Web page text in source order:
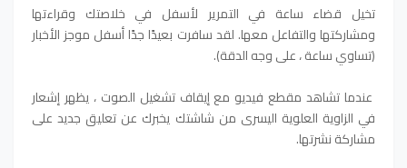
تخيل قضاء ساعة في التمرير لأسفل في خلاصتك وقراءتها
ومشاركتها والتفاعل معها. لقد سافرت بعيدًا جدًا أسفل موجز الأخبار
(تساوي ساعة ، على وجه الدقة).
عندما تشاهد مقطع فيديو مع إيقاف تشغيل الصوت ، يظهر إشعار
في الزاوية العلوية اليسرى من شاشتك يخبرك عن تعليق جديد على
مشاركة نشرتها.